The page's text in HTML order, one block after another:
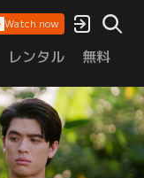
Watch now
レンタル 無料